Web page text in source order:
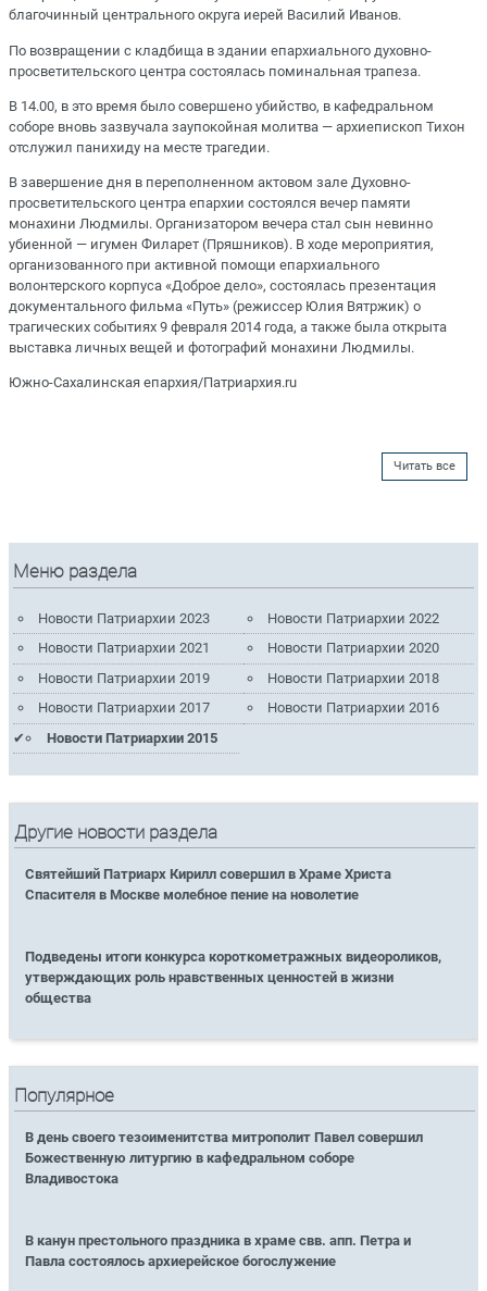
благочинный центрального округа иерей Василий Иванов.
По возвращении с кладбища в здании епархиального духовно-
просветительского центра состоялась поминальная трапеза.
В 14.00, в это время было совершено убийство, в кафедральном
соборе вновь зазвучала заупокойная молитва — архиепископ Тихон
отслужил панихиду на месте трагедии.
В завершение дня в переполненном актовом зале Духовно-
просветительского центра епархии состоялся вечер памяти
монахини Людмилы. Организатором вечера стал сын невинно
убиенной — игумен Филарет (Пряшников). В ходе мероприятия,
организованного при активной помощи епархиального
волонтерского корпуса «Доброе дело», состоялась презентация
документального фильма «Путь» (режиссер Юлия Вятржик) о
трагических событиях 9 февраля 2014 года, а также была открыта
выставка личных вещей и фотографий монахини Людмилы.
Южно-Сахалинская епархия/Патриархия.ru
Читать все
Меню раздела
Новости Патриархии 2023
Новости Патриархии 2022
Новости Патриархии 2021
Новости Патриархии 2020
Новости Патриархии 2019
Новости Патриархии 2018
Новости Патриархии 2017
Новости Патриархии 2016
Новости Патриархии 2015
Другие новости раздела
Святейший Патриарх Кирилл совершил в Храме Христа
Спасителя в Москве молебное пение на новолетие
Подведены итоги конкурса короткометражных видеороликов,
утверждающих роль нравственных ценностей в жизни
общества
Популярное
В день своего тезоименитства митрополит Павел совершил
Божественную литургию в кафедральном соборе
Владивостока
В канун престольного праздника в храме свв. апп. Петра и
Павла состоялось архиерейское богослужение